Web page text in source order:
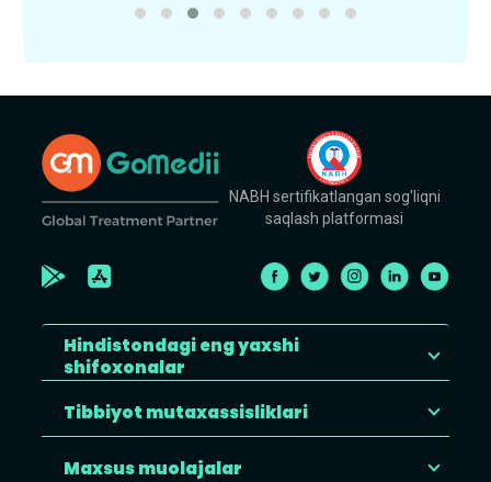
NABH sertifikatlangan sog'liqni
saqlash platformasi
Hindistondagi eng yaxshi
shifoxonalar
Tibbiyot mutaxassisliklari
Maxsus muolajalar